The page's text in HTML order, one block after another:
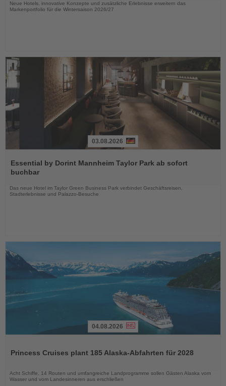
Neue Hotels, innovative Konzepte und zusätzliche Erlebnisse erweitern das
Markenportfolio für die Wintersaison 2026/27
Sie
die
03.08.2026
Essential by Dorint Mannheim Taylor Park ab sofort
buchbar
Das neue Hotel im Taylor Green Business Park verbindet Geschäftsreisen,
Stadterlebnisse und Palazzo-Besuche
die
04.08.2026
Princess Cruises plant 185 Alaska-Abfahrten für 2028
Acht Schiffe, 14 Routen und umfangreiche Landprogramme sollen Gästen Alaska vom
Wasser und vom Landesinneren aus erschließen